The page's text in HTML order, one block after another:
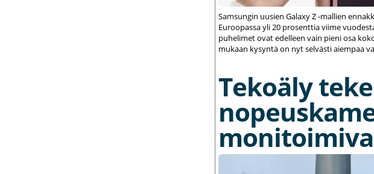
Samsungin uusien Galaxy Z -mallien
Euroopassa yli 20 prosenttia viime
puhelimet ovat edelleen vain pieni osa
mukaan kysyntä on nyt selvästi aiempaa
Tekoäly